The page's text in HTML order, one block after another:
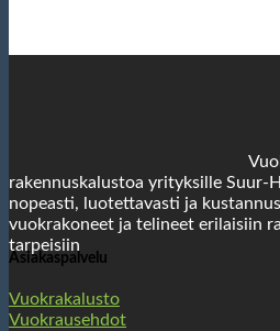
rakennuskalustoa yrityksille Suur-
nopeasti, luotettavasti ja
vuokrakoneet ja telineet erilaisiin
tarpeisiin
Asiakaspalvelu
Vuokrakalusto
Vuokrausehdot